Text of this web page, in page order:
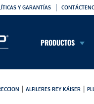
Y GARANTÍAS
PRODUCTOS
| ALFILERES REY KÁISER|